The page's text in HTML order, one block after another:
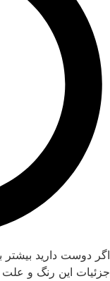
اگر دوست دارید بیشتر